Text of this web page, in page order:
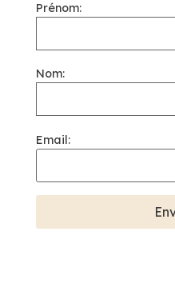
Prénom:
Nom:
Email: